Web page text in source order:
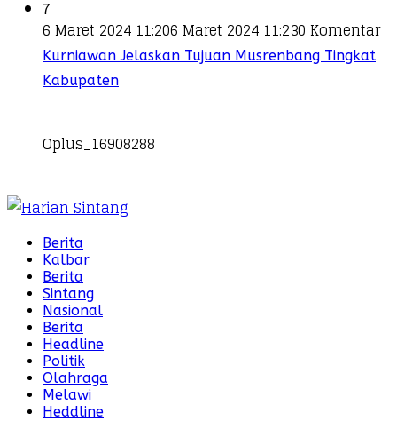
7
6 Maret 2024 11:206 Maret 2024 11:230 Komentar
Kurniawan Jelaskan Tujuan Musrenbang Tingkat
Kabupaten
Oplus_16908288
Berita
Kalbar
Berita
Sintang
Nasional
Berita
Headline
Politik
Olahraga
Melawi
Heddline